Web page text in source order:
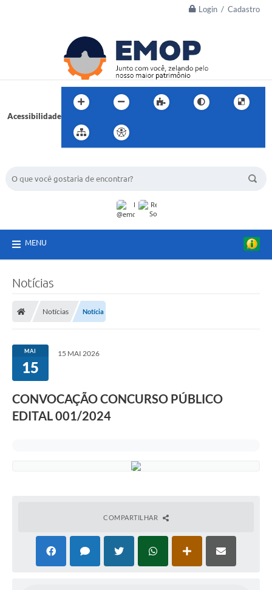
Login / Cadastro
Acessibilidade
MENU
Notícias
Notícias Notícia
MAI
15
15 MAI 2026
CONVOCAÇÃO CONCURSO PÚBLICO
EDITAL 001/2024
COMPARTILHAR